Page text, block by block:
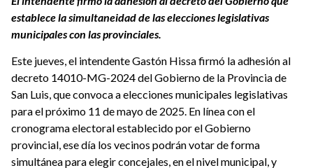
establece la simultaneidad de las elecciones legislativas
municipales con las provinciales.
Este jueves, el intendente Gastón Hissa firmó la adhesión al
decreto 14010-MG-2024 del Gobierno de la Provincia de
San Luis, que convoca a elecciones municipales legislativas
para el próximo 11 de mayo de 2025. En línea con el
cronograma electoral establecido por el Gobierno
provincial, ese día los vecinos podrán votar de forma
simultánea para elegir concejales, en el nivel municipal, y